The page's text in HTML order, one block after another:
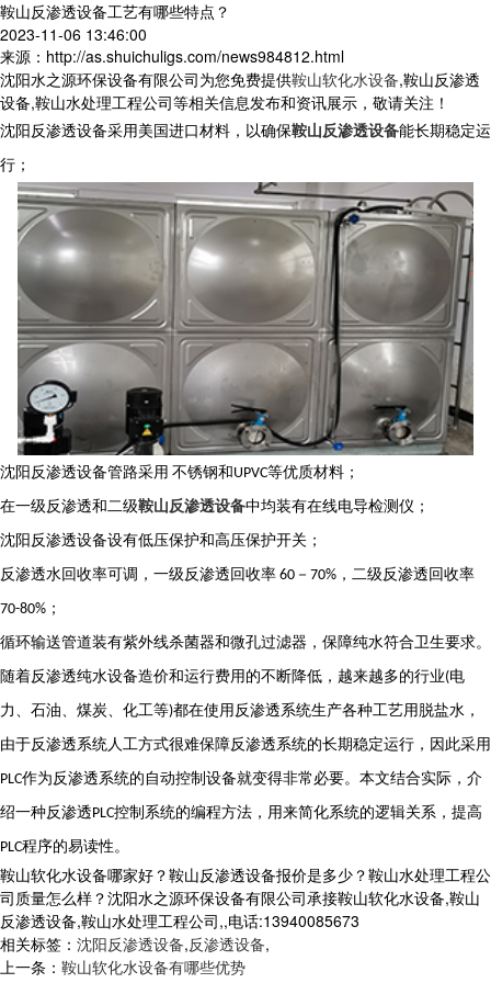
鞍山反渗透设备工艺有哪些特点？
2023-11-06 13:46:00
来源：http://as.shuichuligs.com/news984812.html
沈阳水之源环保设备有限公司为您免费提供鞍山软化水设备,鞍山反渗透
设备,鞍山水处理工程公司等相关信息发布和资讯展示，敬请关注！
沈阳 反渗透设备采用美国进口 材料 ，以确保鞍山反渗透设备能长期稳定运
行；
沈阳 反渗透设备管路采用 不锈钢和 UPVC等优质材料；
在一级反渗透和二级鞍山反渗透设备中均装有在线电导检测仪；
沈阳 反渗透设备设有低压保护和高压保护开关；
反渗透水回收率可调，一级反渗透回收率 60 － 70% ，二级反渗透回收率
70-80% ；
循环输送管道装有紫外线杀菌器和微孔过滤器，保障纯水符合卫生要求。
随着反渗透纯水设备造价和运行费用的不断降低，越来越多的行业(电
力、石油、煤炭、化工等)都在使用反渗透系统生产各种工艺用脱盐水，
由于反渗透系统人工方式很难保障反渗透系统的长期稳定运行，因此采用
PLC作为反渗透系统的自动控制设备就变得非常必要。本文结合实际，介
绍一种反渗透PLC控制系统的编程方法，用来简化系统的逻辑关系，提高
PLC程序的易读性。
鞍山软化水设备哪家好？鞍山反渗透设备报价是多少？鞍山水处理工程公
司质量怎么样？沈阳水之源环保设备有限公司承接鞍山软化水设备,鞍山
反渗透设备,鞍山水处理工程公司,,电话:13940085673
相关标签： 沈阳反渗透设备,反渗透设备,
上一条： 鞍山软化水设备有哪些优势